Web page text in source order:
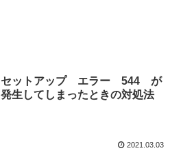
セットアップ エラー 544 が
発生してしまったときの対処法
2021.03.03